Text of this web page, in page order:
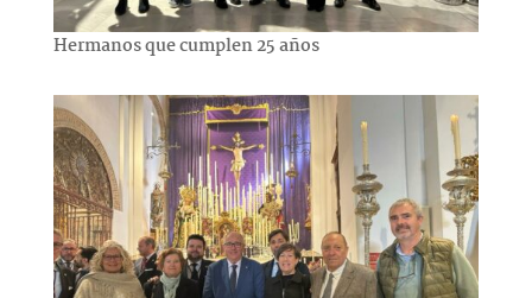
Hermanos que cumplen 25 años